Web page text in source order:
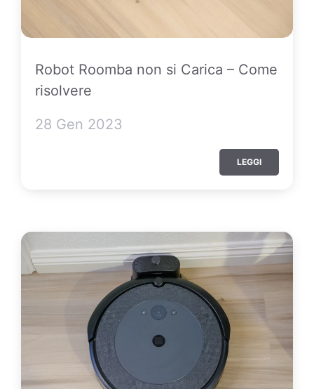
Robot Roomba non si Carica – Come
risolvere
28 Gen 2023
LEGGI